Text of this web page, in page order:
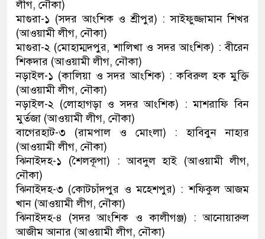
লীগ, নৌকা)
মাগুরা-১ (সদর আংশিক ও শ্রীপুর) : সাইফুজ্জামান শিখর
(আওয়ামী লীগ, নৌকা)
মাগুরা-২ (মোহাম্মদপুর, শালিখা ও সদর আংশিক) : বীরেন
শিকদার (আওয়ামী লীগ, নৌকা)
নড়াইল-১ (কালিয়া ও সদর আংশিক) : কবিরুল হক মুক্তি
(আওয়ামী লীগ, নৌকা)
নড়াইল-২ (লোহাগড়া ও সদর আংশিক) : মাশরাফি বিন
মুর্তজা (আওয়ামী লীগ, নৌকা)
বাগেরহাট-৩ (রামপাল ও মোংলা) : হাবিবুন নাহার
(আওয়ামী লীগ, নৌকা)
ঝিনাইদহ-১ (শৈলকূপা) : আবদুল হাই (আওয়ামী লীগ,
নৌকা)
ঝিনাইদহ-৩ (কোটচাঁদপুর ও মহেশপুর) : শফিকুল আজম
খান (আওয়ামী লীগ, নৌকা)
ঝিনাইদহ-৪ (সদর আংশিক ও কালীগঞ্জ) : আনোয়ারুল
আজীম আনার (আওয়ামী লীগ, নৌকা)